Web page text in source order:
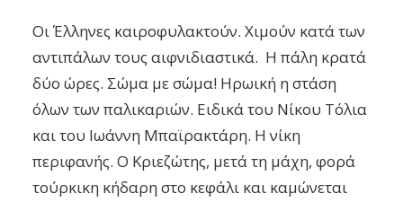
Οι Έλληνες καιροφυλακτούν. Χιμούν κατά των
αντιπάλων τους αιφνιδιαστικά. Η πάλη κρατά
δύο ώρες. Σώμα με σώμα! Ηρωική η στάση
όλων των παλικαριών. Ειδικά του Νίκου Τόλια
και του Ιωάννη Μπαϊρακτάρη. Η νίκη
περιφανής. Ο Κριεζώτης, μετά τη μάχη, φορά
τούρκικη κήδαρη στο κεφάλι και καμώνεται